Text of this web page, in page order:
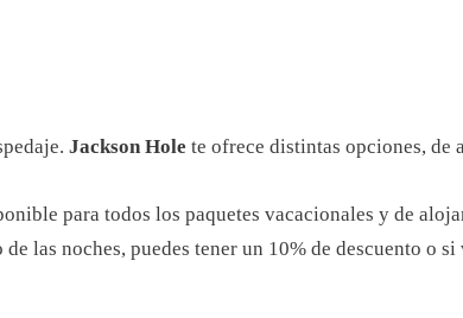
Jackson Hole te ofrece distintas opciones, de
para todos los paquetes vacacionales y de
las noches, puedes tener un 10% de descuento o